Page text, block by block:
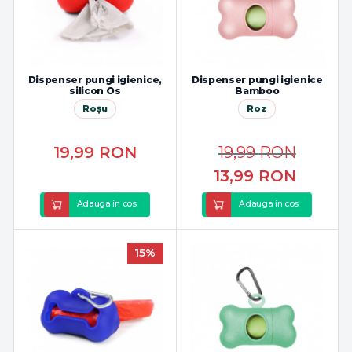
Dispenser pungi igienice,
silicon Os
Roșu
19,99 RON
Adauga in cos
Dispenser pungi igienice
Bamboo
Roz
13,99 RON
19,99RON
Adauga in cos
15%